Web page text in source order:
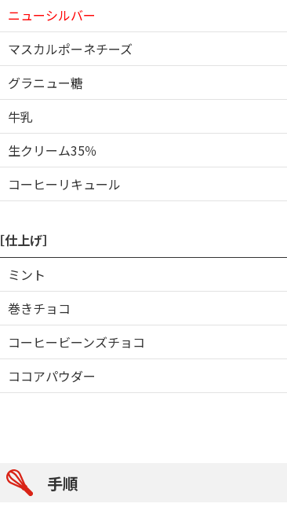
ニューシルバー
マスカルポーネチーズ
グラニュー糖
牛乳
生クリーム35％
コーヒーリキュール
［仕上げ］
ミント
巻きチョコ
コーヒービーンズチョコ
ココアパウダー
手順